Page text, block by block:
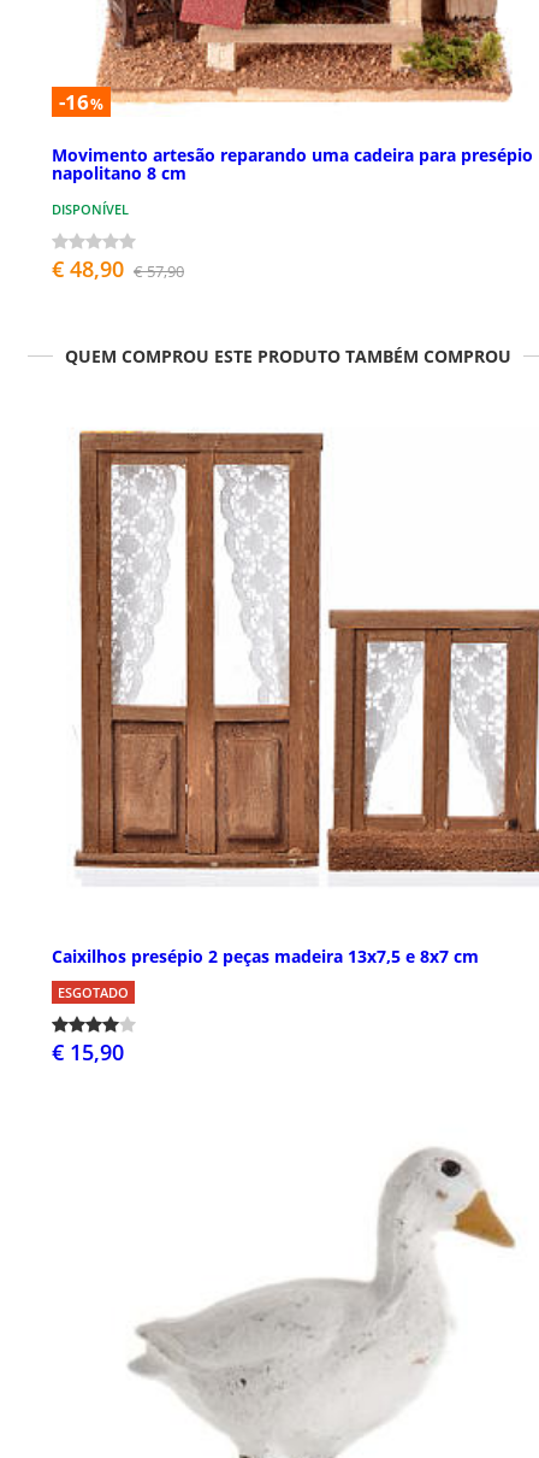
-16%
Movimento artesão reparando uma cadeira para presépio
napolitano 8 cm
DISPONÍVEL
€ 48,90 € 57,90
QUEM COMPROU ESTE PRODUTO TAMBÉM COMPROU
Caixilhos presépio 2 peças madeira 13x7,5 e 8x7 cm
ESGOTADO
€ 15,90